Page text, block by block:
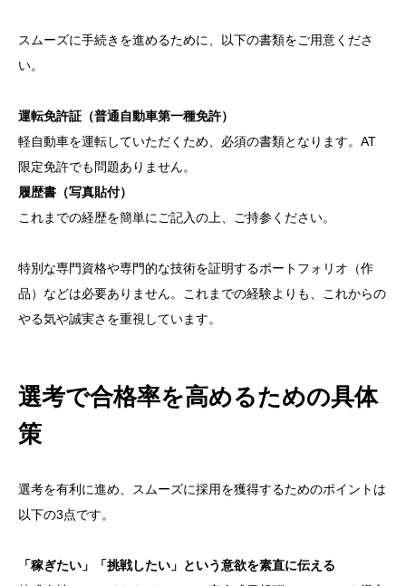
スムーズに手続きを進めるために、以下の書類をご用意くださ
い。
運転免許証（普通自動車第一種免許）
軽自動車を運転していただくため、必須の書類となります。AT
限定免許でも問題ありません。
履歴書（写真貼付）
これまでの経歴を簡単にご記入の上、ご持参ください。
特別な専門資格や専門的な技術を証明するポートフォリオ（作
品）などは必要ありません。これまでの経験よりも、これからの
やる気や誠実さを重視しています。
選考で合格率を高めるための具体
策
選考を有利に進め、スムーズに採用を獲得するためのポイントは
以下の3点です。
「稼ぎたい」「挑戦したい」という意欲を素直に伝える